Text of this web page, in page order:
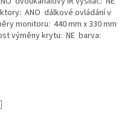
ANO dálkové ovládání v
monitoru: 440 mm x 330 mm
výměny krytu: NE barva: